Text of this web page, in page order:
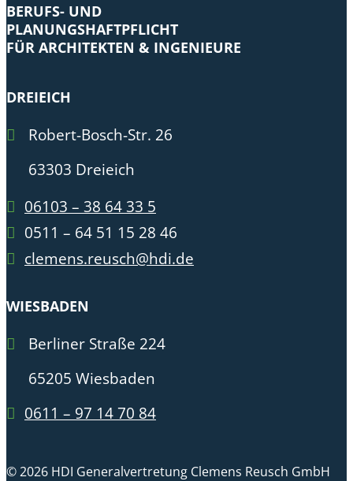
BERUFS- UND
PLANUNGSHAFTPFLICHT
FÜR ARCHITEKTEN & INGENIEURE
DREIEICH
Robert-Bosch-Str. 26
63303 Dreieich
06103 – 38 64 33 5
0511 – 64 51 15 28 46
clemens.reusch@hdi.de
WIESBADEN
Berliner Straße 224
65205 Wiesbaden
0611 – 97 14 70 84
© 2026 HDI Generalvertretung Clemens Reusch GmbH